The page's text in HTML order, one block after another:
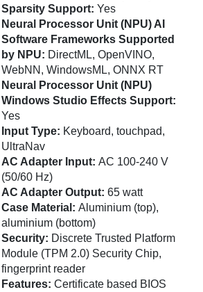
Sparsity Support:Yes
Neural Processor Unit (NPU) AI
Software Frameworks Supported
by NPU: DirectML, OpenVINO,
WebNN, WindowsML, ONNX RT
Neural Processor Unit (NPU)
Windows Studio Effects Support:
Yes
Input Type: Keyboard, touchpad,
UltraNav
AC Adapter Input:AC 100-240 V
(50/60 Hz)
AC Adapter Output:65 watt
Case Material:Aluminium (top),
aluminium (bottom)
Security: Discrete Trusted Platform
Module (TPM 2.0) Security Chip,
fingerprint reader
Features:Certificate based BIOS